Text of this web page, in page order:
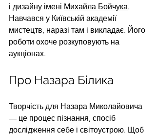
і дизайну імені Михайла Бойчука.
Навчався у Київській академії
мистецтв, наразі там і викладає. Його
роботи охоче розкуповують на
аукціонах.
Про Назара Білика
Творчість для Назара Миколайовича
— це процес пізнання, спосіб
дослідження себе і світоустрою. Щоб